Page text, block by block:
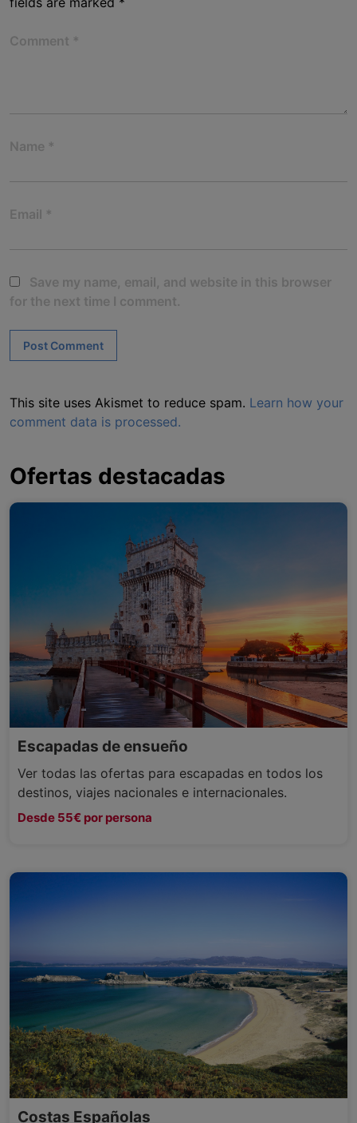
Comment *
Name *
Email *
Save my name, email, and website in this browser
for the next time I comment.
This site uses Akismet to reduce spam. Learn how your
comment data is processed.
Ofertas destacadas
Escapadas de ensueño
Ver todas las ofertas para escapadas en todos los
destinos, viajes nacionales e internacionales.
Desde 55€ por persona
Costas Españolas